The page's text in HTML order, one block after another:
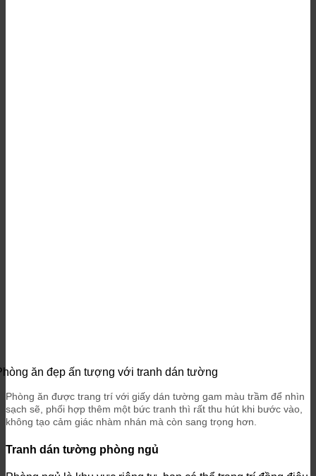
ăn đẹp ấn tượng với tranh dán tường
Phòng ăn được trang trí với giấy dán tường gam màu trầm để nhìn
sạch sẽ, phối hợp thêm một bức tranh thì rất thu hút khi bước vào,
không tạo cảm giác nhàm nhán mà còn sang trọng hơn.
Tranh dán tường phòng ngủ